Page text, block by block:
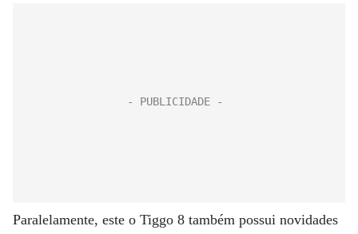
Paralelamente, este o Tiggo 8 também possui novidades